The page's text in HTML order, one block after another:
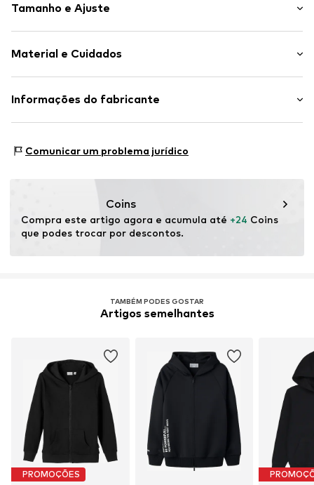
Tecido de felpa
Com capuz
Bainha com nervuras
Artigo n º. NXTp0c6001000005
Tamanho e Ajuste
Ajuste: Ajuste normal
Material e Cuidados
Material: 95% Algodão, 5% Viscose
Informações do fabricante
81379 München
Comunicar um problema jurídico
Coins
Compra este artigo agora e acumula até +24 Coins
que podes trocar por descontos.
TAMBÉM PODES GOSTAR
Artigos semelhantes
PROMOÇÕES